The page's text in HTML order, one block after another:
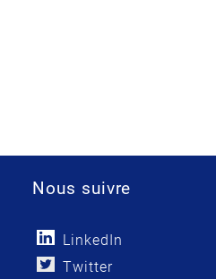
Nous suivre
LinkedIn
Twitter